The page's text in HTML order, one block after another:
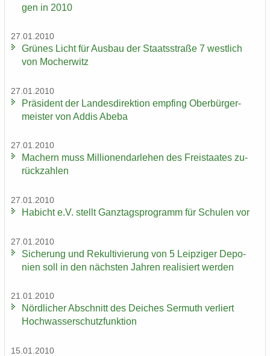
gen in 2010
27.01.2010
Grü­nes Licht für Aus­bau der Staats­stra­ße 7 west­lich
von Mo­cher­witz
27.01.2010
Prä­si­dent der Lan­des­di­rek­ti­on emp­fing Ober­bür­ger­
meis­ter von Addis Abeba
27.01.2010
Ma­chern muss Mil­lio­nen­dar­le­hen des Frei­staa­tes zu­
rück­zah­len
27.01.2010
Ha­bicht e.V. stellt Ganz­tags­pro­gramm für Schu­len vor
27.01.2010
Si­che­rung und Re­kul­ti­vie­rung von 5 Leip­zi­ger De­po­
nien soll in den nächs­ten Jah­ren rea­li­siert wer­den
21.01.2010
Nörd­li­cher Ab­schnitt des Dei­ches Ser­muth ver­liert
Hoch­was­ser­schutz­funk­ti­on
15.01.2010